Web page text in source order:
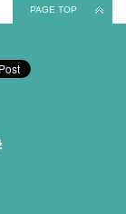
PAGE TOP